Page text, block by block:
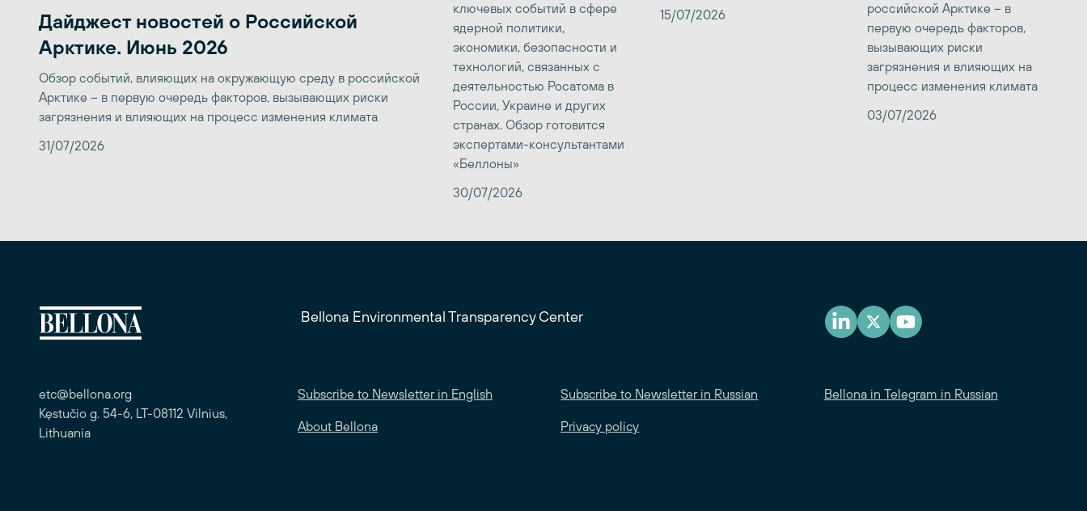
Дайджест новостей о Российской
Арктике. Июнь 2026
Обзор событий, влияющих на окружающую среду в российской
Арктике – в первую очередь факторов, вызывающих риски
загрязнения и влияющих на процесс изменения климата
31/07/2026
ключевых событий в сфере
ядерной политики,
экономики, безопасности и
технологий, связанных с
деятельностью Росатома в
России, Украине и других
странах. Обзор готовится
экспертами-консультантами
«Беллоны»
30/07/2026
15/07/2026
российской Арктике – в
первую очередь факторов,
вызывающих риски
загрязнения и влияющих на
процесс изменения климата
03/07/2026
Bellona Environmental Transparency Center
etc@bellona.org
Kęstučio g. 54-6, LT-08112 Vilnius,
Lithuania
Subscribe to Newsletter in English Subscribe to Newsletter in Russian Bellona in Telegram in Russian
About Bellona Privacy policy